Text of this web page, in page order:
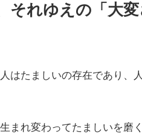
それゆえの「大変
はたましいの存在であり、
まれ変わってたましいを磨